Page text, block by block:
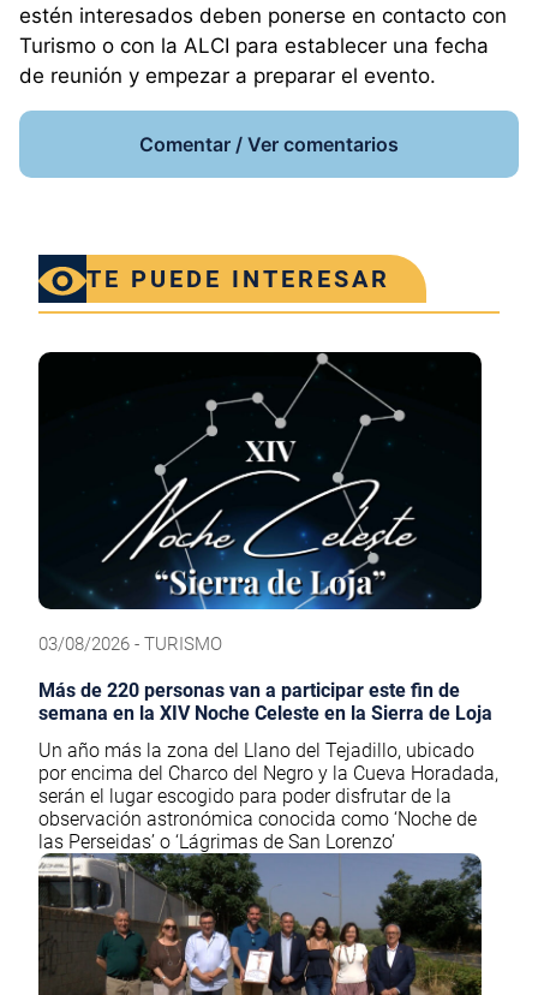
estén interesados deben ponerse en contacto con
Turismo o con la ALCI para establecer una fecha
de reunión y empezar a preparar el evento.
Comentar / Ver comentarios
TE PUEDE INTERESAR
03/08/2026 - TURISMO
Más de 220 personas van a participar este fin de
semana en la XIV Noche Celeste en la Sierra de Loja
Un año más la zona del Llano del Tejadillo, ubicado
por encima del Charco del Negro y la Cueva Horadada,
serán el lugar escogido para poder disfrutar de la
observación astronómica conocida como ‘Noche de
las Perseidas’ o ‘Lágrimas de San Lorenzo’